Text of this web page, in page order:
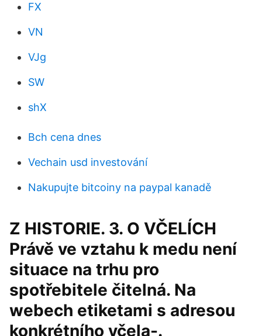
FX
VN
VJg
SW
shX
Bch cena dnes
Vechain usd investování
Nakupujte bitcoiny na paypal kanadě
Z HISTORIE. 3. O VČELÍCH
Právě ve vztahu k medu není
situace na trhu pro
spotřebitele čitelná. Na
webech etiketami s adresou
konkrétního včela-.